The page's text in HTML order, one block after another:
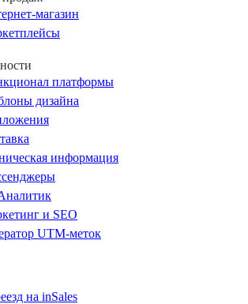
магазин
платформы
дизайна
информация
и SEO
UTM-меток
на inSales